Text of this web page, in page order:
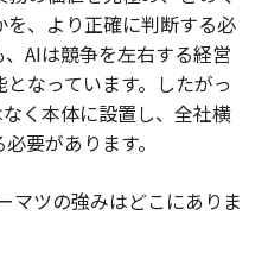
、より正確に判断する必
AIは競争を左右する経営
なっています。したがっ
く本体に設置し、全社横
要があります。
マツの強みはどこにありま